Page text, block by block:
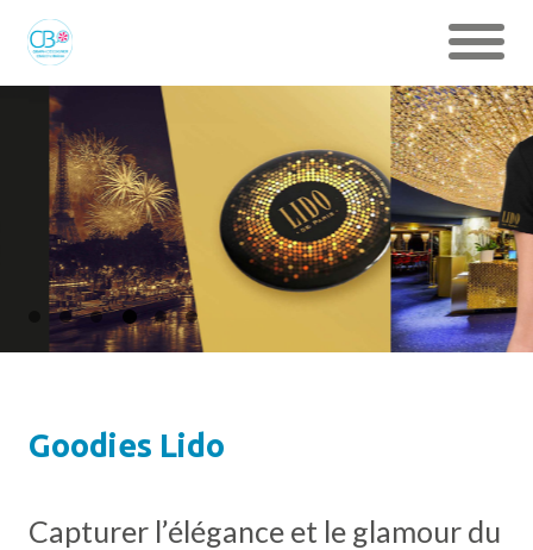
Goodies Lido
Capturer l’élégance et le glamour du